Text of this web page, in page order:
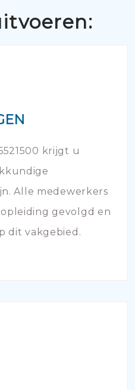
krijgt u
Alle medewerkers
gevolgd en
dit vakgebied.